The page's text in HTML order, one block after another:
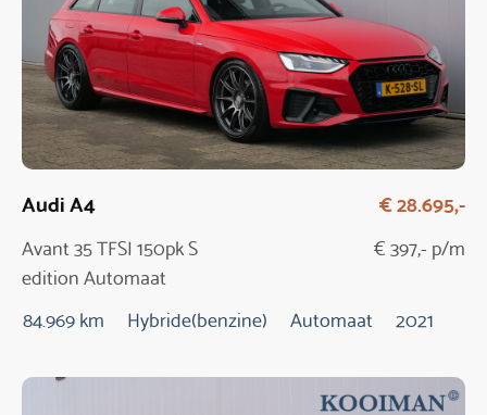
Audi A4
Avant 35 TFSI 150pk S
edition Automaat
€ 28.695,-
€ 397,- p/m
84.969 km Hybride(benzine) Automaat 2021